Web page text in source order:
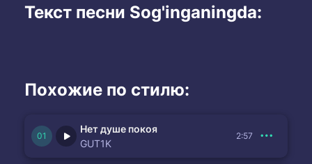
Текст песни Sog'inganingda:
Похожие по стилю:
Нет душе покоя
GUT1K
2:57